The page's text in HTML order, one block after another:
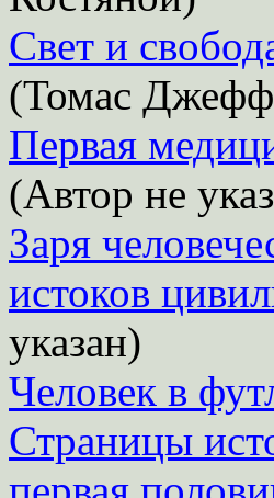
Свет и
(Томас
Первая
(Автор не
Заря
истоков
указан)
Человек в
Страницы